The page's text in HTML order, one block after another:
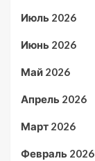
Июль 2026
Июнь 2026
Май 2026
Апрель 2026
Март 2026
Февраль 2026